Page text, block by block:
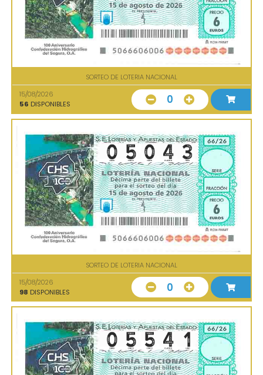
SORTEO DE LOTERIA NACIONAL
15/08/2026
56 DISPONIBLES 0
SORTEO DE LOTERIA NACIONAL
15/08/2026
98 DISPONIBLES 0